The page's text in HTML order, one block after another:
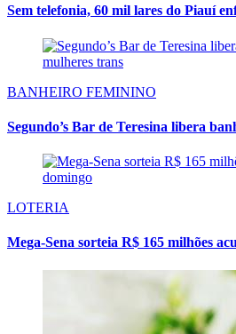
Sem telefonia, 60 mil lares do Piauí
BANHEIRO FEMININO
Segundo’s Bar de Teresina libera
LOTERIA
Mega-Sena sorteia R$ 165 milhões